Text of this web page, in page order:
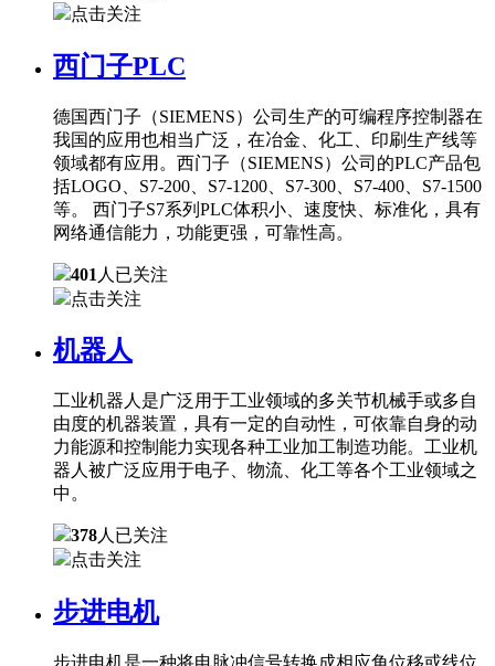
点击关注
西门子PLC
德国西门子（SIEMENS）公司生产的可编程序控制器在
我国的应用也相当广泛，在冶金、化工、印刷生产线等
领域都有应用。西门子（SIEMENS）公司的PLC产品包
括LOGO、S7-200、S7-1200、S7-300、S7-400、S7-1500
等。 西门子S7系列PLC体积小、速度快、标准化，具有
网络通信能力，功能更强，可靠性高。
401 人已关注
点击关注
机器人
工业机器人是广泛用于工业领域的多关节机械手或多自
由度的机器装置，具有一定的自动性，可依靠自身的动
力能源和控制能力实现各种工业加工制造功能。工业机
器人被广泛应用于电子、物流、化工等各个工业领域之
中。
378人已关注
点击关注
步进电机